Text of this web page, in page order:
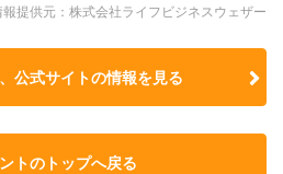
報提供元：株式会社ライフビジネスウェザー
公式サイトの情報を見る
トのトップへ戻る